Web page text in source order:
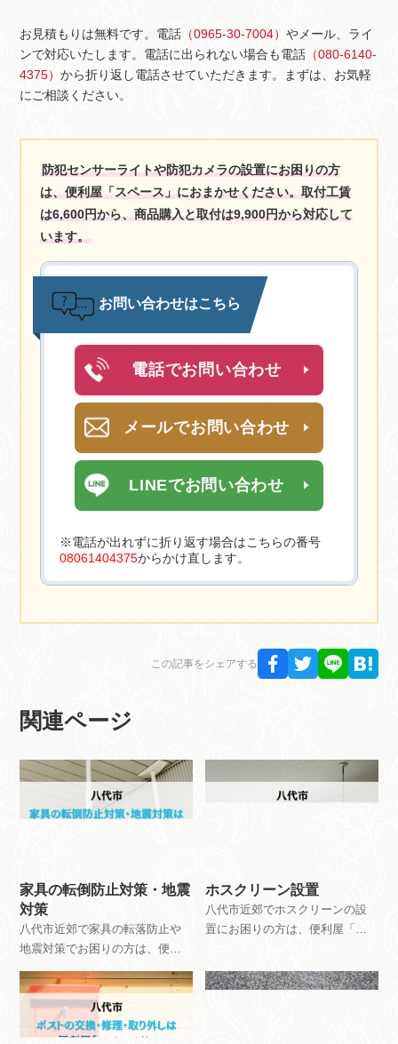
お見積もりは無料です。電話 （0965-30-7004）やメール、ライ
ンで対応いたします。電話に出られない場合も電話 （080-6140-
4375）から折り返し電話させていただきます。まずは、お気軽
にご相談ください。
防犯センサーライトや防犯カメラの設置にお困りの方
は、便利屋「スペース」におまかせください。取付工賃
は6,600円から、商品購入と取付は9,900円から対応して
います。
お問い合わせはこちら
電話でお問い合わせ
メールでお問い合わせ
LINEでお問い合わせ
※電話が出れずに折り返す場合はこちらの番号
08061404375からかけ直します。
この記事をシェアする
関連ページ
家具の転倒防止対策・地震
対策
八代市近郊で家具の転落防止や
地震対策でお困りの方は、便利
屋「スペース」におまかせくだ
さい。作業費用は9,900円から承
っています。お見積もりは無料
ですので、お気軽にご相談くだ
ホスクリーン設置
八代市近郊でホスクリーンの設
置にお困りの方は、便利屋「ス
作業費用は16,500円から対応し
ています。お見積もりは無料で